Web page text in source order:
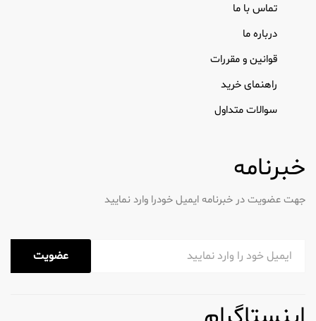
تماس با ما
درباره ما
قوانین و مقررات
راهنمای خرید
سوالات متداول
خبرنامه
جهت عضویت در خبرنامه ایمیل خودرا وارد نمایید
عضویت